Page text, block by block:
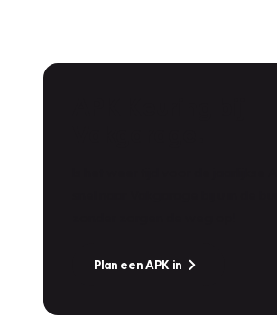
Plan een APK in